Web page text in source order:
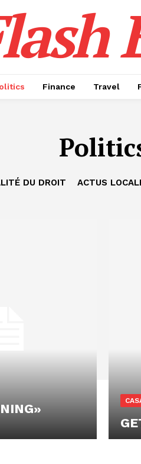
Finance Travel
DU DROIT ACTUS